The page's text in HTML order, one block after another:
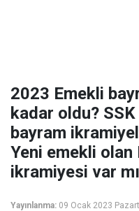
2023 Emekli
kadar oldu?
bayram
Yeni emekli olan
ikramiyesi var
Yayınlanma: 09 Ocak 2023